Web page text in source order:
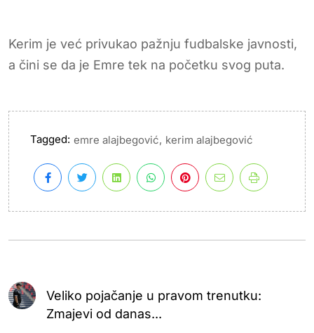
Kerim je već privukao pažnju fudbalske javnosti,
a čini se da je Emre tek na početku svog puta.
Tagged: emre alajbegović, kerim alajbegović
Veliko pojačanje u pravom trenutku:
Zmajevi od danas...